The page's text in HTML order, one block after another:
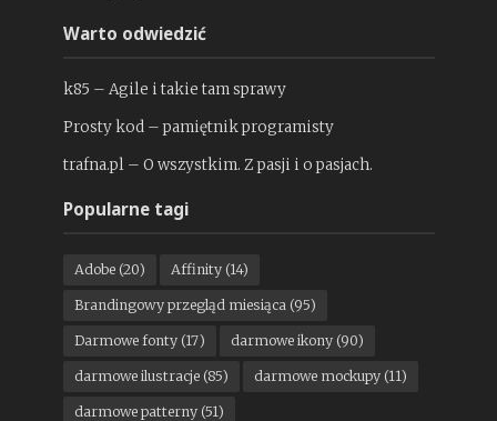
Warto odwiedzić
k85 – Agile i takie tam sprawy
Prosty kod – pamiętnik programisty
trafna.pl – O wszystkim. Z pasji i o pasjach.
Popularne tagi
Adobe(20) Affinity(14)
Brandingowy przegląd miesiąca (95)
Darmowe fonty(17) darmowe ikony(90)
darmowe ilustracje(85) darmowe mockupy(11)
darmowe patterny(51)